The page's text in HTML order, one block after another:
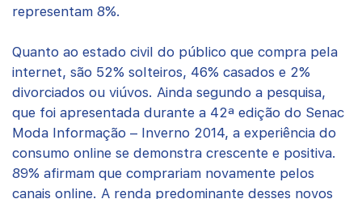
representam 8%.
Quanto ao estado civil do público que compra pela
internet, são 52% solteiros, 46% casados e 2%
divorciados ou viúvos. Ainda segundo a pesquisa,
que foi apresentada durante a 42ª edição do Senac
Moda Informação – Inverno 2014, a experiência do
consumo online se demonstra crescente e positiva.
89% afirmam que comprariam novamente pelos
canais online. A renda predominante desses novos